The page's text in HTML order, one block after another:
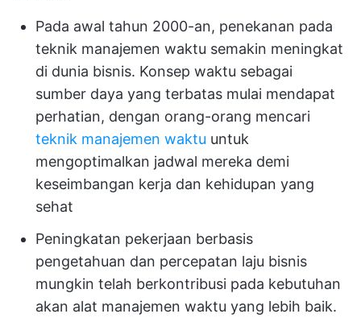
Pada awal tahun 2000-an, penekanan pada
teknik manajemen waktu semakin meningkat
di dunia bisnis. Konsep waktu sebagai
sumber daya yang terbatas mulai mendapat
perhatian, dengan orang-orang mencari
teknik manajemen waktu untuk
mengoptimalkan jadwal mereka demi
keseimbangan kerja dan kehidupan yang
sehat
Peningkatan pekerjaan berbasis
pengetahuan dan percepatan laju bisnis
mungkin telah berkontribusi pada kebutuhan
akan alat manajemen waktu yang lebih baik.